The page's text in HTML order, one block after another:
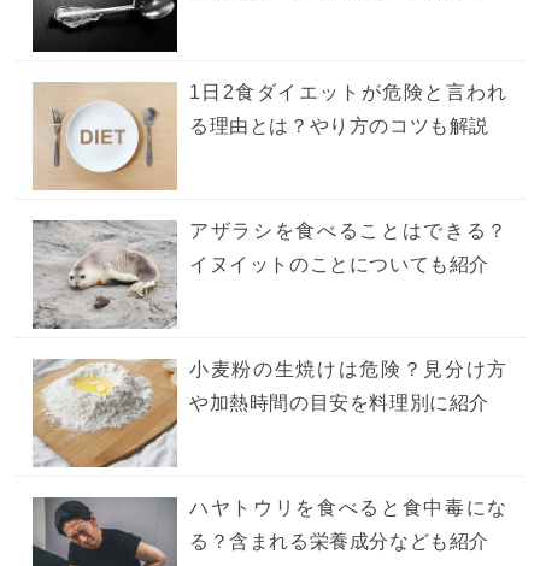
1日2食ダイエットが危険と言われ
る理由とは？やり方のコツも解説
アザラシを食べることはできる？
イヌイットのことについても紹介
小麦粉の生焼けは危険？見分け方
や加熱時間の目安を料理別に紹介
ハヤトウリを食べると食中毒にな
る？含まれる栄養成分なども紹介